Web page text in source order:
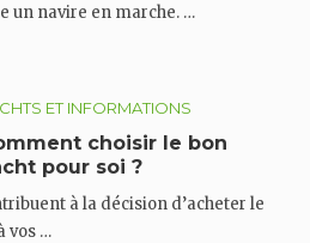
un navire en marche. …
ET INFORMATIONS
choisir le bon
pour soi ?
à la décision d’acheter le
vos …